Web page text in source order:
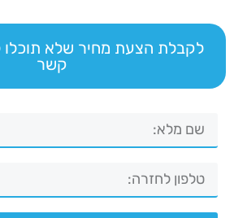
לקבלת הצעת מחיר שלא תוכלו
קשר